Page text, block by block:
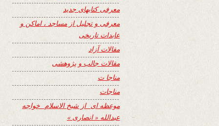
معرفی کتابهای جدید
معرفی و تجلیل از مساجد ، اماکن و
عابدات تاریخی
مقالات آزاد
مقالات جالب و پژوهشی
مناجا ت
مناجات
موعظه ای از شیخ الاسلام خواجه
عبدالله « انصاری »